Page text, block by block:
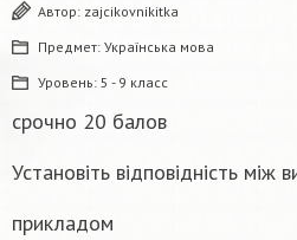
Автор: zajcikovnikitka
Предмет: Українська мова
Уровень: 5 - 9 класс
срочно 20 балов
Установіть відповідність між
прикладом